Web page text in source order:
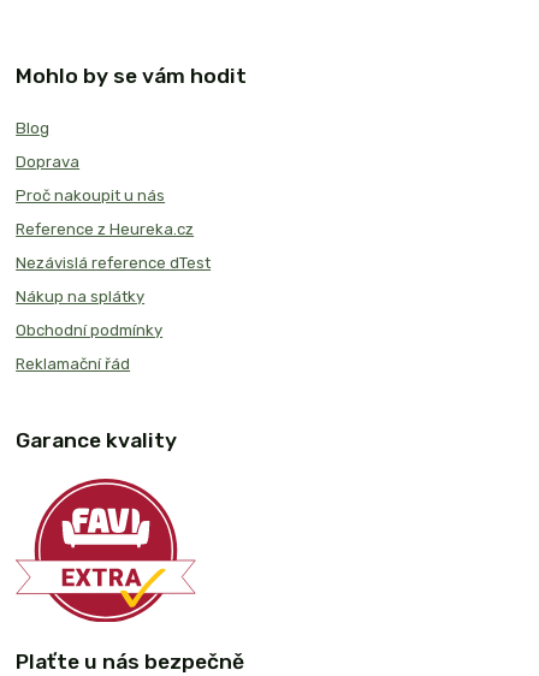
Mohlo by se vám hodit
Blog
Doprava
Proč nakoupit u nás
Reference z Heureka.cz
Nezávislá reference dTest
Nákup na splátky
Obchodní podmínky
Reklamační řád
Garance kvality
Plaťte u nás bezpečně